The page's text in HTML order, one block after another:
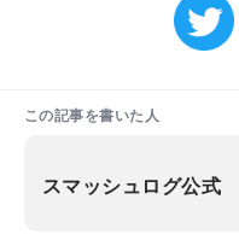
この記事を書いた人
スマッシュログ公式